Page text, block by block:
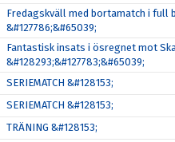
Fredagskväll med bortamatch i full
&#127786;&#65039;
Fantastisk insats i ösregnet mot
&#128293;&#127783;&#65039;
SERIEMATCH &#128153;
SERIEMATCH &#128153;
TRÄNING &#128153;